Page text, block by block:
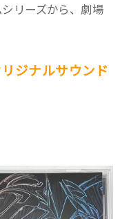
リーズから、劇場
ジナルサウンド